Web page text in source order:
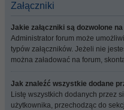
Załączniki
Jakie załączniki są dozwolone
Administrator forum może
typów załączników. Jeżeli nie
można załadować na forum,
Jak znaleźć wszystkie dodane
Listę wszystkich dodanych przez
użytkownika, przechodząc do